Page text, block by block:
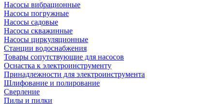
Насосы вибрационные
Насосы погружные
Насосы садовые
Насосы скважинные
Насосы циркуляционные
Станции водоснабжения
Товары сопутствующие для насосов
Оснастка к электроинструменту
Принадлежности для электроинструмента
Шлифование и полирование
Сверление
Пилы и пилки